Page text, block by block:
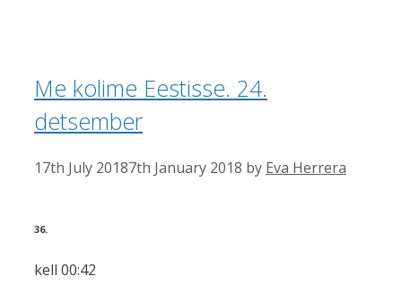
Me kolime Eestisse. 24.
detsember
17th July 20187th January 2018 by Eva Herrera
36.
kell 00:42